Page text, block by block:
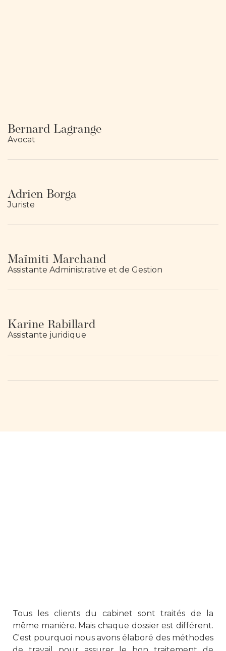
Bernard Lagrange
Avocat
Adrien Borga
Juriste
Maïmiti Marchand
Assistante Administrative et de Gestion
Karine Rabillard
Assistante juridique
Tous les clients du cabinet sont traités de la
même manière. Mais chaque dossier est différent.
C'est pourquoi nous avons élaboré des méthodes